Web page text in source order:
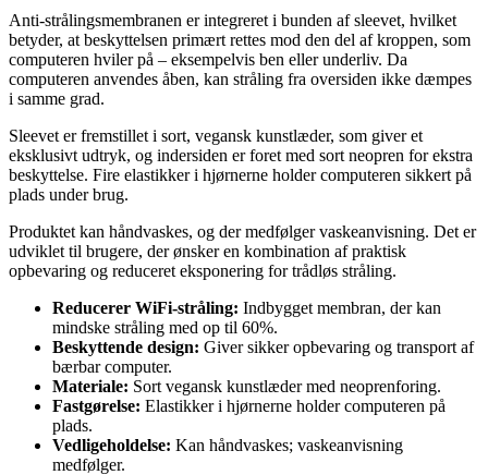
Anti-strålingsmembranen er integreret i bunden af sleevet, hvilket
betyder, at beskyttelsen primært rettes mod den del af kroppen, som
computeren hviler på – eksempelvis ben eller underliv. Da
computeren anvendes åben, kan stråling fra oversiden ikke dæmpes
i samme grad.
Sleevet er fremstillet i sort, vegansk kunstlæder, som giver et
eksklusivt udtryk, og indersiden er foret med sort neopren for ekstra
beskyttelse. Fire elastikker i hjørnerne holder computeren sikkert på
plads under brug.
Produktet kan håndvaskes, og der medfølger vaskeanvisning. Det er
udviklet til brugere, der ønsker en kombination af praktisk
opbevaring og reduceret eksponering for trådløs stråling.
Reducerer WiFi-stråling: Indbygget membran, der kan
mindske stråling med op til 60%.
Beskyttende design: Giver sikker opbevaring og transport af
bærbar computer.
Materiale: Sort vegansk kunstlæder med neoprenforing.
Fastgørelse: Elastikker i hjørnerne holder computeren på
plads.
Vedligeholdelse: Kan håndvaskes; vaskeanvisning
medfølger.